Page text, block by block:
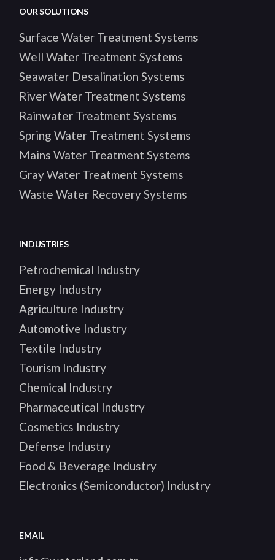
OUR SOLUTIONS
Surface Water Treatment Systems
Well Water Treatment Systems
Seawater Desalination Systems
River Water Treatment Systems
Rainwater Treatment Systems
Spring Water Treatment Systems
Mains Water Treatment Systems
Gray Water Treatment Systems
Waste Water Recovery Systems
INDUSTRIES
Petrochemical Industry
Energy Industry
Agriculture Industry
Automotive Industry
Textile Industry
Tourism Industry
Chemical Industry
Pharmaceutical Industry
Cosmetics Industry
Defense Industry
Food & Beverage Industry
Electronics (Semiconductor) Industry
EMAIL